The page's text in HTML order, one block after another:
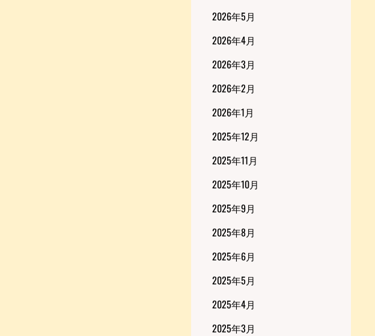
2026年5月
2026年4月
2026年3月
2026年2月
2026年1月
2025年12月
2025年11月
2025年10月
2025年9月
2025年8月
2025年6月
2025年5月
2025年4月
2025年3月